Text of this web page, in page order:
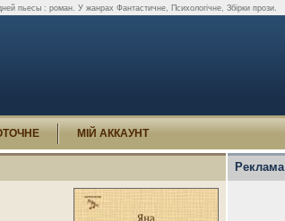
пьесы : роман. У жанрах Фантастичне, Психологічне, Збірки прози.
МІЙ АККАУНТ
Реклама